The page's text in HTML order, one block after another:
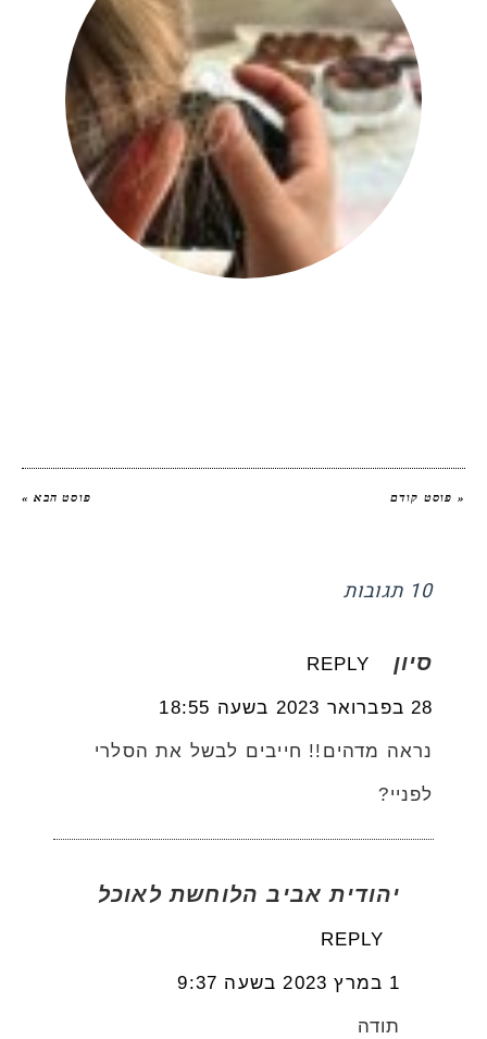
« פוסט קודם פוסט הבא »
10 תגובות
סיון REPLY
28 בפברואר 2023 בשעה 18:55
נראה מדהים!! חייבים לבשל את הסלרי
לפניי?
יהודית אביב הלוחשת לאוכל
REPLY
1 במרץ 2023 בשעה 9:37
תודה